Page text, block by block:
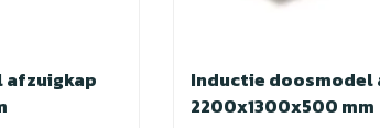
afzuigkap
Inductie doosmodel
2200x1300x500 mm